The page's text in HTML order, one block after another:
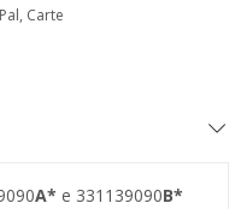
Carte
A* e 331139090B*